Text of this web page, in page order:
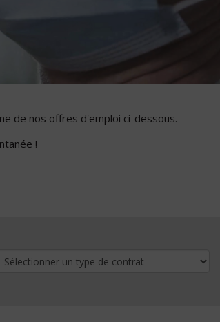
de nos offres d'emploi ci-dessous.
!